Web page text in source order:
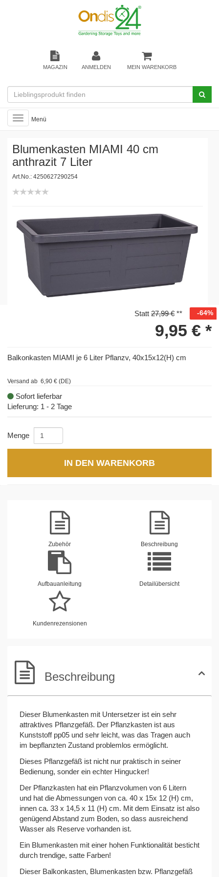
MAGAZIN ANMELDEN MEIN WARENKORB
Toggle
navigation
Menü
Blumenkasten MIAMI 40 cm
anthrazit 7 Liter
Art.No.: 4250627290254
Statt 27,99 € ** -64%
9,95 € *
Balkonkasten MIAMI je 6 Liter Pflanzv, 40x15x12(H) cm
Versand ab 6,90 € (DE)
Sofort lieferbar
Lieferung: 1 - 2 Tage
Menge
IN DEN WARENKORB
Zubehör Beschreibung
Aufbauanleitung Detailübersicht
Kundenrezensionen
Beschreibung
Dieser Blumenkasten mit Untersetzer ist ein sehr
attraktives Pflanzgefäß. Der Pflanzkasten ist aus
Kunststoff pp05 und sehr leicht, was das Tragen auch
im bepflanzten Zustand problemlos ermöglicht.
Dieses Pflanzgefäß ist nicht nur praktisch in seiner
Bedienung, sonder ein echter Hingucker!
Der Pflanzkasten hat ein Pflanzvolumen von 6 Litern
und hat die Abmessungen von ca. 40 x 15x 12 (H) cm,
innen ca. 33 x 14,5 x 11 (H) cm. Mit dem Einsatz ist also
genügend Abstand zum Boden, so dass ausreichend
Wasser als Reserve vorhanden ist.
Ein Blumenkasten mit einer hohen Funktionalität besticht
durch trendige, satte Farben!
Dieser Balkonkasten, Blumenkasten bzw. Pflanzgefäß